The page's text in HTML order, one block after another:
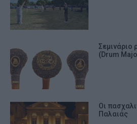
Σεμινάριο
(Drum
Οι
Παλαιάς